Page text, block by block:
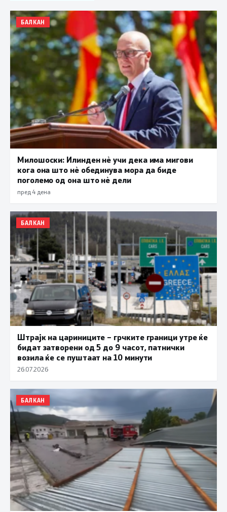
БАЛКАН
Милошоски: Илинден нè учи дека има мигови
кога она што нè обединува мора да биде
поголемо од она што нè дели
пред 4 дена
БАЛКАН
Штрајк на цариниците – грчките граници утре ќе
бидат затворени од 5 до 9 часот, патнички
возила ќе се пуштаат на 10 минути
26.07.2026
БАЛКАН